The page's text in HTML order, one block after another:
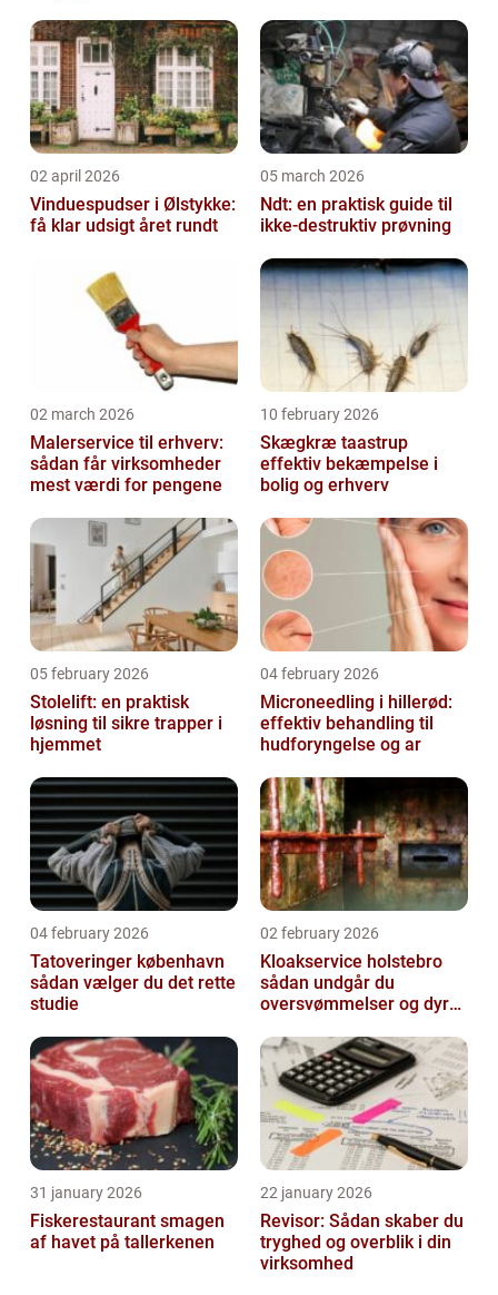
02 april 2026
Vinduespudser i Ølstykke:
få klar udsigt året rundt
05 march 2026
Ndt: en praktisk guide til
ikke-destruktiv prøvning
02 march 2026
Malerservice til erhverv:
sådan får virksomheder
mest værdi for pengene
10 february 2026
Skægkræ taastrup
effektiv bekæmpelse i
bolig og erhverv
05 february 2026
Stolelift: en praktisk
løsning til sikre trapper i
hjemmet
04 february 2026
Microneedling i hillerød:
effektiv behandling til
hudforyngelse og ar
04 february 2026
Tatoveringer københavn
sådan vælger du det rette
studie
02 february 2026
Kloakservice holstebro
sådan undgår du
oversvømmelser og dyre
31 january 2026
Fiskerestaurant smagen
af havet på tallerkenen
22 january 2026
Revisor: Sådan skaber du
tryghed og overblik i din
virksomhed